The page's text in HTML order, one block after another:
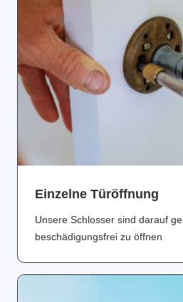
Einzelne Türöffnung
Unsere Schlosser sind darauf
beschädigungsfrei zu öffnen